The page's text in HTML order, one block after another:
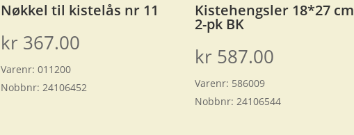
Nøkkel til kistelås nr 11
kr 367.00
Varenr:011200
Nobbnr:24106452
Kistehengsler 18*27 cm
2-pk BK
kr 587.00
Varenr: 586009
Nobbnr:24106544